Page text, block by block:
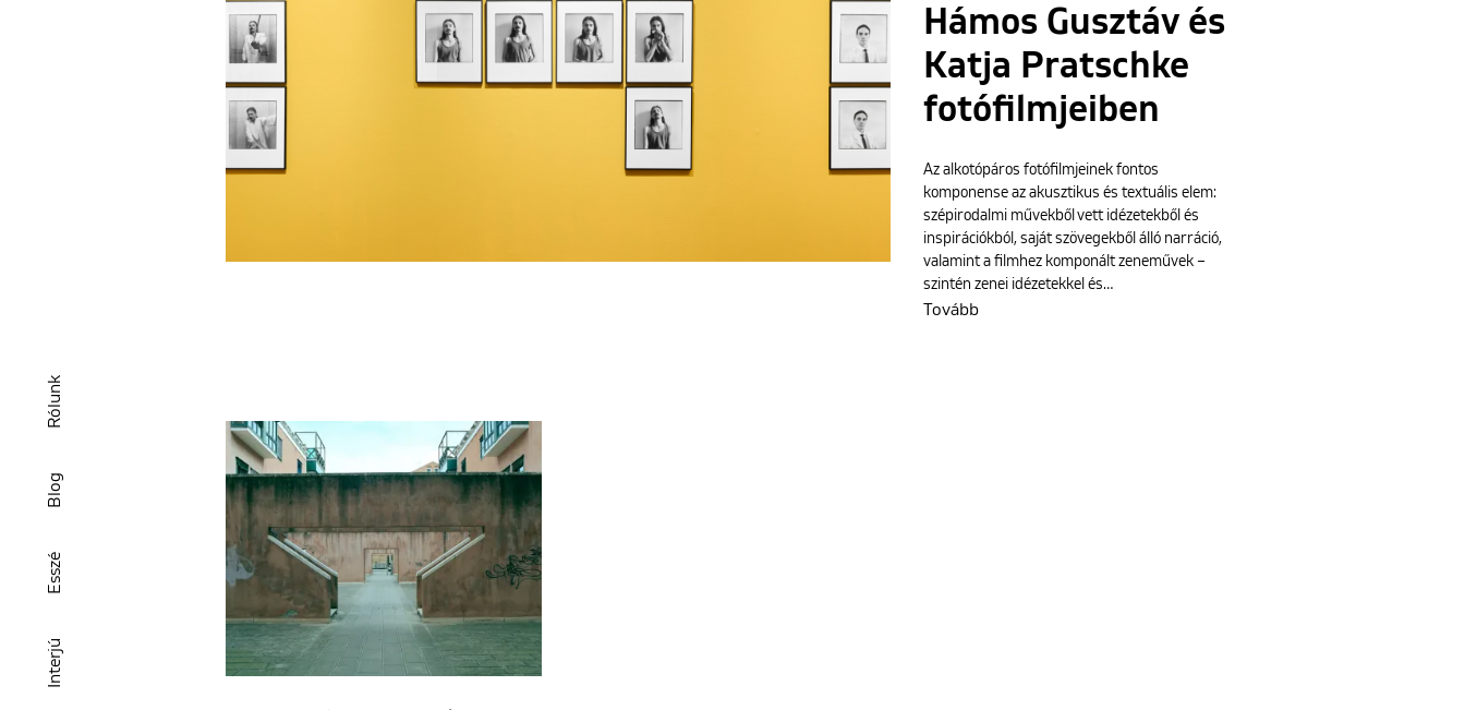
Interjú
Esszé
Blog
Rólunk
Hámos Gusztáv és
Katja Pratschke
fotófilmjeiben
Az alkotópáros fotófilmjeinek fontos
komponense az akusztikus és textuális elem:
szépirodalmi művekből vett idézetekből és
inspirációkból, saját szövegekből álló narráció,
valamint a filmhez komponált zeneművek –
szintén zenei idézetekkel és…
Tovább